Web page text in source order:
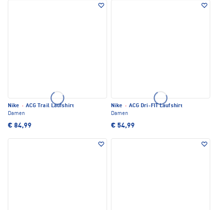
Nike · ACG Trail Laufshirt
Damen
€ 84,99
Nike · ACG Dri-FIT Laufshirt
Damen
€ 54,99